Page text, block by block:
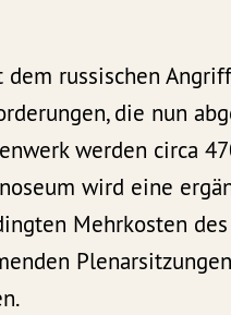
russischen
die nun
werden circa
wird eine
Mehrkosten des